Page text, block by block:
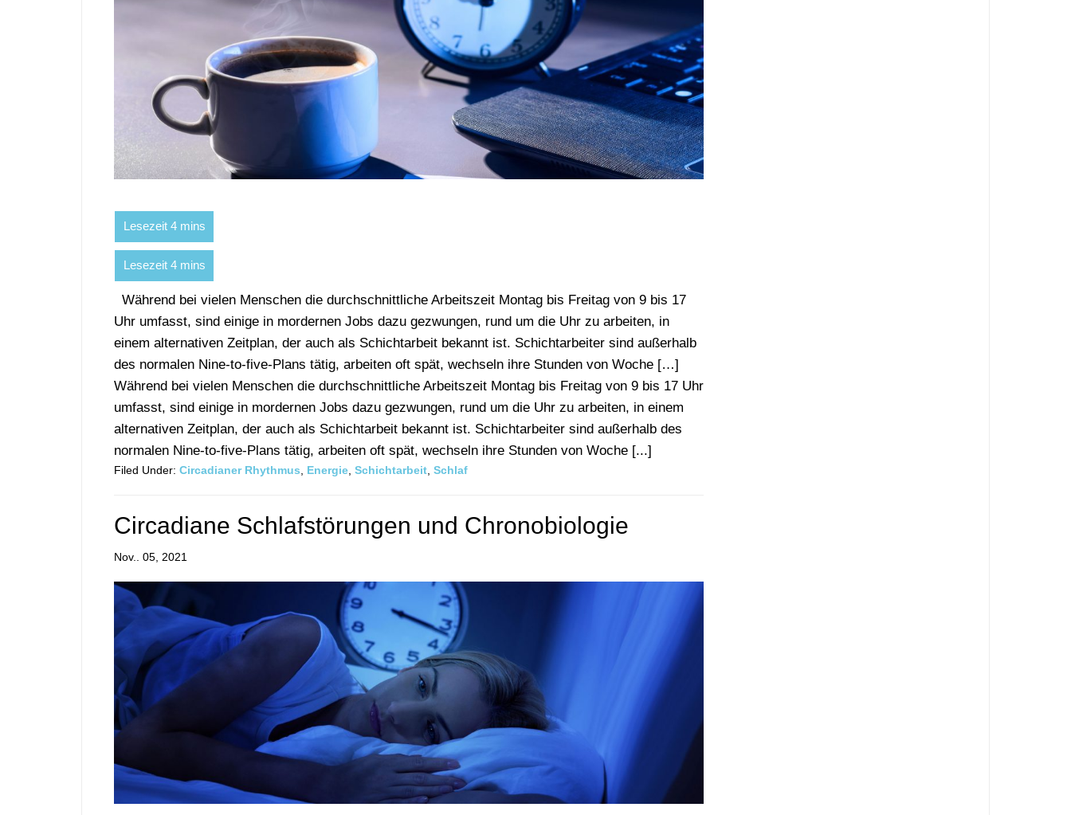
Während bei vielen Menschen die durchschnittliche Arbeitszeit Montag bis Freitag von 9 bis 17
Uhr umfasst, sind einige in mordernen Jobs dazu gezwungen, rund um die Uhr zu arbeiten, in
einem alternativen Zeitplan, der auch als Schichtarbeit bekannt ist. Schichtarbeiter sind außerhalb
des normalen Nine-to-five-Plans tätig, arbeiten oft spät, wechseln ihre Stunden von Woche […]
Während bei vielen Menschen die durchschnittliche Arbeitszeit Montag bis Freitag von 9 bis 17 Uhr
umfasst, sind einige in mordernen Jobs dazu gezwungen, rund um die Uhr zu arbeiten, in einem
alternativen Zeitplan, der auch als Schichtarbeit bekannt ist. Schichtarbeiter sind außerhalb des
normalen Nine-to-five-Plans tätig, arbeiten oft spät, wechseln ihre Stunden von Woche [...]
Filed Under: Circadianer Rhythmus Energie Schichtarbeit Schlaf
Circadiane Schlafstörungen und Chronobiologie
Nov.. 05, 2021